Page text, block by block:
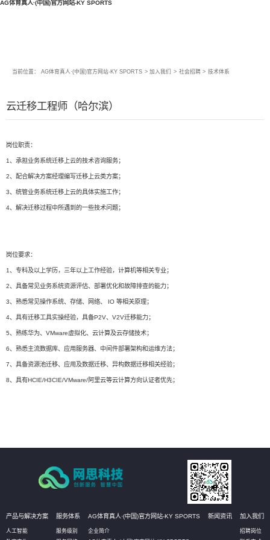
AG体育真人·(中国)官方网站-KY SPORTS
当前位置： AG体育真人·(中国)官方网站-KY SPORTS > 加入我们 > 社会招聘 > 技术体系
云迁移工程师（哈尔滨）
岗位职责：
1、承担业务系统迁移上云的技术咨询服务；
2、配合解决方案经理编写迁移上云类方案；
3、统管业务系统迁移上云的具体实施工作；
4、解决迁移过程中所遇到的一些技术问题；
岗位要求：
1、专科及以上学历，三年以上工作经验，计算机等相关专业；
2、具备常见业务系统资源评估、部署优化和故障排查的能力；
3、熟悉常见操作系统、存储、网络、 IO 等相关原理；
4、具有迁移工具实操经验，具备P2V、V2V迁移能力；
5、熟练华为、VMware虚拟化、云计算及云存储技术；
6、熟悉主流数据库、应用服务器、中间件部署架构和运维方法；
7、具备资源池迁移、应用及数据迁移、异构数据迁移相关经验；
8、具有HCIE/H3CIE/VMware/阿里云等云计算方向认证者优先；
产品与解决方案
人工智能
服务体系
服务级别
AG体育真人·(中国)官方网站-KY SPORTS
企业简介
新闻资讯 加入我们
招聘岗位